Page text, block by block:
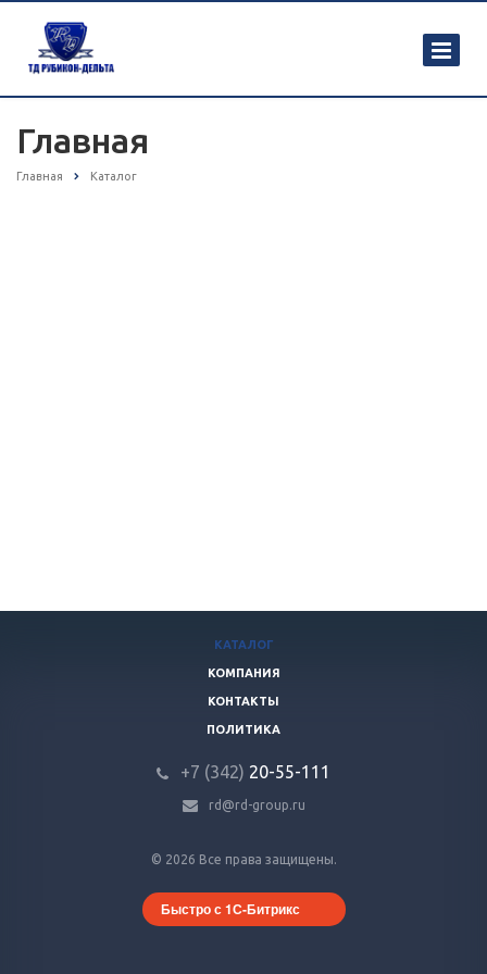
Главная
Главная Каталог
© 2026 Все права защищены.
Быстро с 1С-Битрикс
КАТАЛОГ
КОМПАНИЯ
КОНТАКТЫ
ПОЛИТИКА
+7 (342) 20-55-111
rd@rd-group.ru